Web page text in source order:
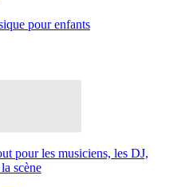
pour enfants
pour les musiciens, les DJ,
scène